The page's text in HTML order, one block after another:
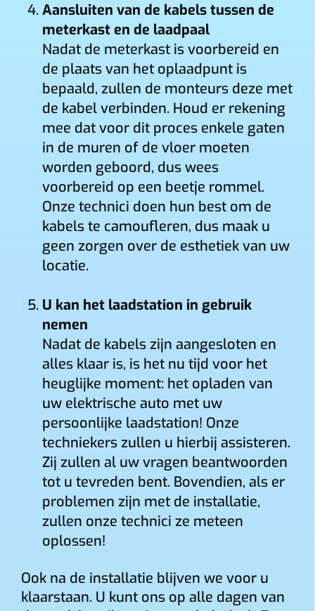
Aansluiten van de kabels tussen de
meterkast en de laadpaal
Nadat de meterkast is voorbereid en
de plaats van het oplaadpunt is
bepaald, zullen de monteurs deze met
de kabel verbinden. Houd er rekening
mee dat voor dit proces enkele gaten
in de muren of de vloer moeten
worden geboord, dus wees
voorbereid op een beetje rommel.
Onze technici doen hun best om de
kabels te camoufleren, dus maak u
geen zorgen over de esthetiek van uw
locatie.
U kan het laadstation in gebruik
nemen
Nadat de kabels zijn aangesloten en
alles klaar is, is het nu tijd voor het
heuglijke moment: het opladen van
uw elektrische auto met uw
persoonlijke laadstation! Onze
techniekers zullen u hierbij assisteren.
Zij zullen al uw vragen beantwoorden
tot u tevreden bent. Bovendien, als er
problemen zijn met de installatie,
zullen onze technici ze meteen
oplossen!
Ook na de installatie blijven we voor u
klaarstaan. U kunt ons op alle dagen van